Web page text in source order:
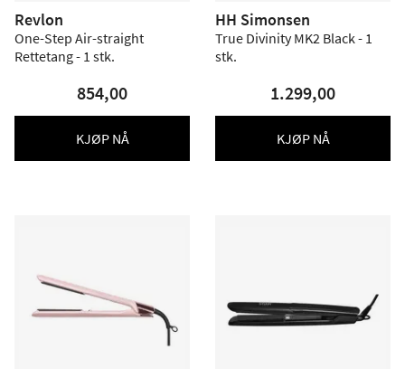
Revlon
One-Step Air-straight
Rettetang - 1 stk.
854,00
KJØP NÅ
HH Simonsen
True Divinity MK2 Black - 1
stk.
1.299,00
KJØP NÅ